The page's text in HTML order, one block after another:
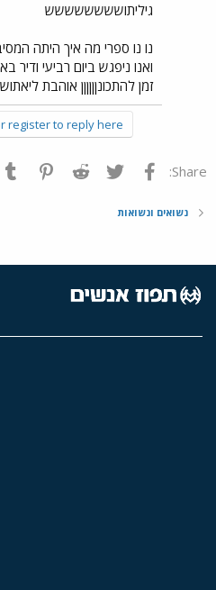
גיליתושששששששש
נו נו ספרי מה איך היתה
ואנו ניפגש ביום רביעי
זמן להתכונןןןןןן אוהבת ליאתוש
register to reply here.
Share: פייסבוק Twitter
Reddit
נשואים ונשואות